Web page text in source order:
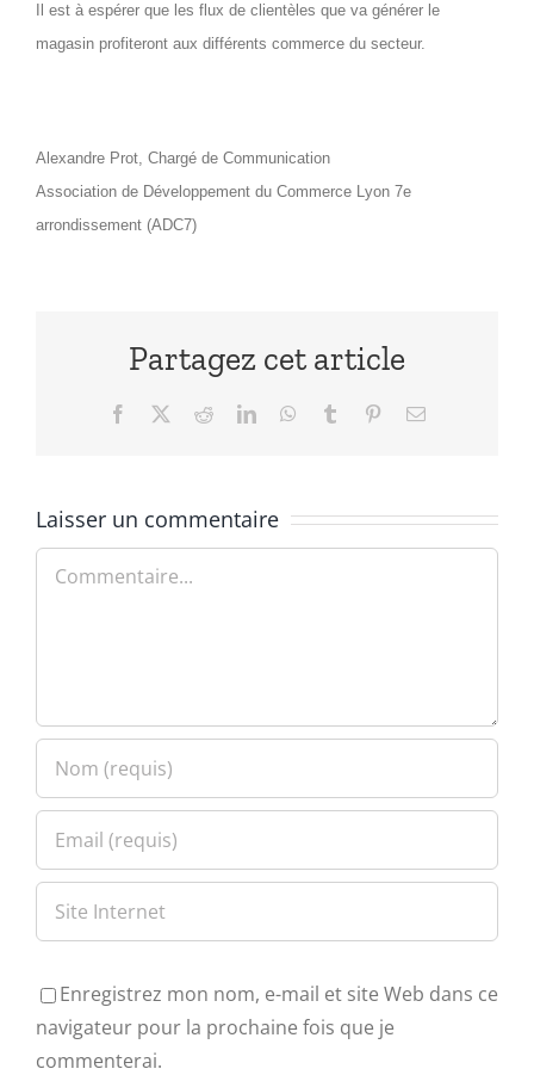
Il est à espérer que les flux de clientèles que va générer le
magasin profiteront aux différents commerce du secteur.
Alexandre Prot, Chargé de Communication
Association de Développement du Commerce Lyon 7e
arrondissement (ADC7)
Partagez cet article
Facebook RedditLinkedInWhatsApp
Tumblr PinterestEmail
Laisser un commentaire
Commentaire
Enregistrez mon nom, e-mail et site Web dans ce
navigateur pour la prochaine fois que je
commenterai.